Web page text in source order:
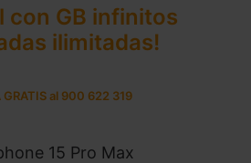
con GB infinitos
ilimitadas!
al 900 622 319
15 Pro Max